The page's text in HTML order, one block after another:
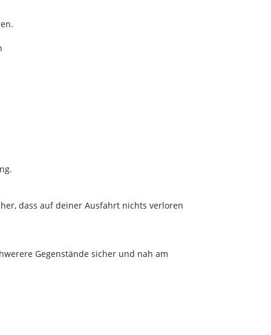
dass auf deiner Ausfahrt nichts verloren
Gegenstände sicher und nah am